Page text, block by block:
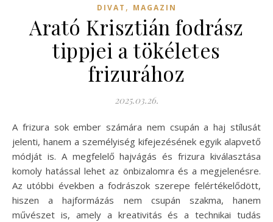
DIVAT , MAGAZIN
Arató Krisztián fodrász
tippjei a tökéletes
frizurához
2025.03.26.
A frizura sok ember számára nem csupán a haj stílusát
jelenti, hanem a személyiség kifejezésének egyik alapvető
módját is. A megfelelő hajvágás és frizura kiválasztása
komoly hatással lehet az önbizalomra és a megjelenésre.
Az utóbbi években a fodrászok szerepe felértékelődött,
hiszen a hajformázás nem csupán szakma, hanem
művészet is, amely a kreativitás és a technikai tudás